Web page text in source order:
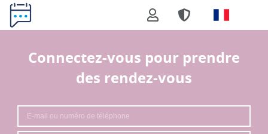
Connectez-vous pour prendre
des rendez-vous